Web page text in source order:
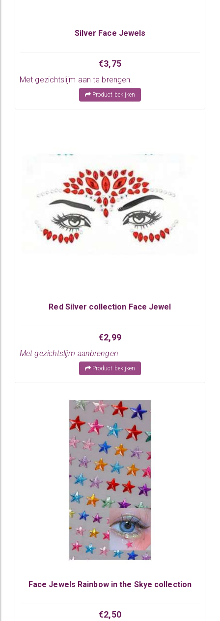
Silver Face Jewels
€3,75
Met gezichtslijm aan te brengen.
Product bekijken
Red Silver collection Face Jewel
€2,99
Met gezichtslijm aanbrengen
Product bekijken
Face Jewels Rainbow in the Skye collection
€2,50